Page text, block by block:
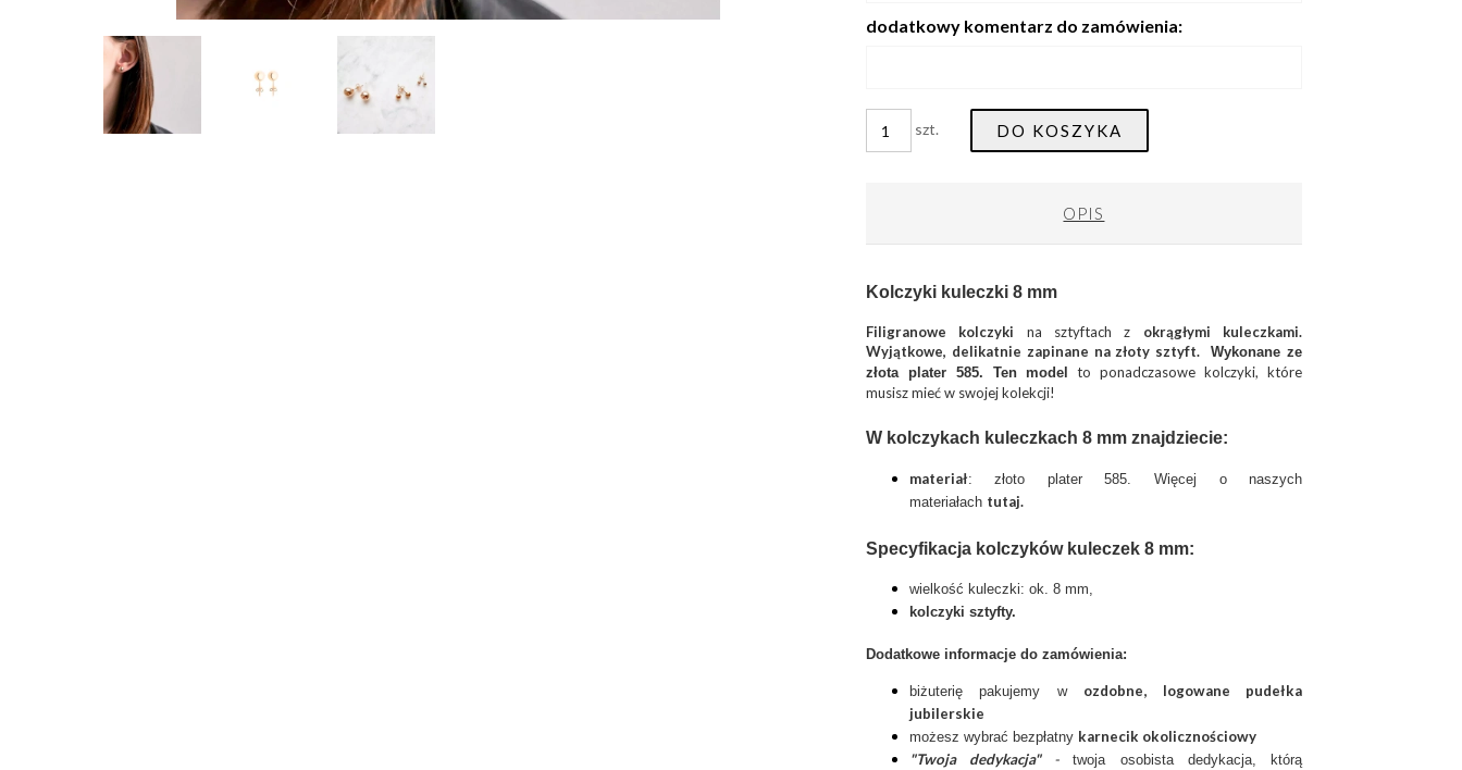
dodatkowy komentarz do zamówienia:
szt. DO KOSZYKA
OPIS
Kolczyki kuleczki 8 mm
Filigranowe kolczyki na sztyftach z okrągłymi kuleczkami.
Wyjątkowe, delikatnie zapinane na złoty sztyft.
Wykonane ze
złota plater 585. Ten model
to ponadczasowe kolczyki, które
musisz mieć w swojej kolekcji!
W kolczykach kuleczkach 8 mm znajdziecie:
materiał:złoto plater 585. Więcej o naszych
materiałach tutaj.
Specyfikacja kolczyków kuleczek 8 mm:
wielkość kuleczki: ok. 8 mm,
kolczyki sztyfty.
Dodatkowe informacje do zamówienia:
biżuterię pakujemy w ozdobne, logowane pudełka
jubilerskie
możesz wybrać bezpłatny karnecik okolicznościowy
"Twoja dedykacja"-twoja osobista dedykacja, którą